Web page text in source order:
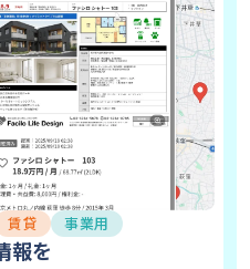
賃貸 事業用
報を